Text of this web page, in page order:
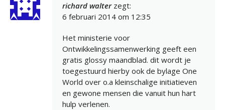
richard walter zegt:
6 februari 2014 om 12:35
Het ministerie voor
Ontwikkelingssamenwerking geeft een
gratis glossy maandblad. dit wordt je
toegestuurd hierby ook de bylage One
World over o.a kleinschalige initiatieven
en gewone mensen die vanuit hun hart
hulp verlenen.